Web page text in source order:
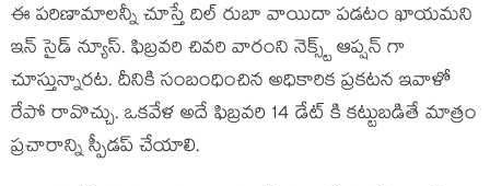
ఈ పరిణామాలన్నీ చూస్తే దిల్ రుబా వాయిదా పడటం ఖాయమని
ఇన్ సైడ్ న్యూస్. ఫిబ్రవరి చివరి వారంని నెక్స్ట్ ఆప్షన్ గా
చూస్తున్నారట. దీనికి సంబంధించిన అధికారిక ప్రకటన ఇవాళో
రేపో రావొచ్చు. ఒకవేళ అదే ఫిబ్రవరి 14 డేట్ కి కట్టుబడితే మాత్రం
ప్రచారాన్ని స్పీడప్ చేయాలి.